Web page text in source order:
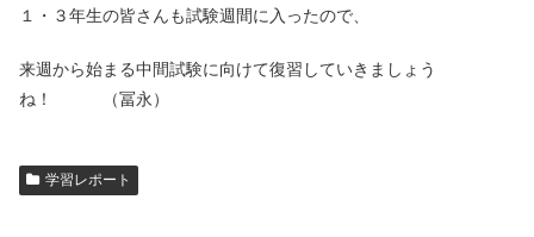
１・３年生の皆さんも試験週間に入ったので、
来週から始まる中間試験に向けて復習していきましょう
ね！ （冨永）
学習レポート